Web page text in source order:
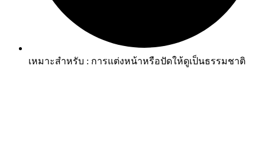
เหมาะสำหรับ : การแต่งหน้าหรือปัดให้ดูเป็นธรรมชาติ